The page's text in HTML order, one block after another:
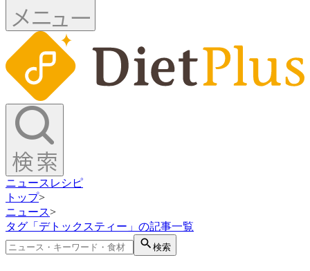
ニュース レシピ
トップ>
ニュース>
タグ「デトックスティー」の記事一覧
検索